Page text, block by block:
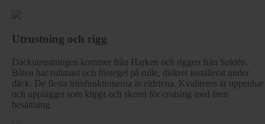
Utrustning och rigg
Däckutrustningen kommer från Harken och riggen från Seldén.
Båten har rullmast och försegel på rulle, diskret installerat under
däck. De flesta trimfunktionerna är eldrivna. Kvaliteten är uppenbar
och upplägget som klippt och skuret för cruising med liten
besättning.